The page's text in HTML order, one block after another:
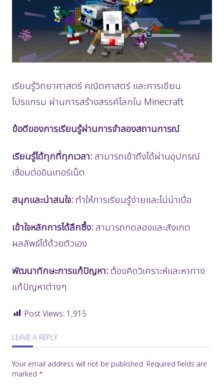
เรียนรู้วิทยาศาสตร์ คณิตศาสตร์ และการเขียน
โปรแกรม ผ่านการสร้างสรรค์โลกใน Minecraft
ข้อดีของการเรียนรู้ผ่านการจำลองสถานการณ์
เรียนรู้ได้ทุกที่ทุกเวลา: สามารถเข้าถึงได้ผ่านอุปกรณ์
เชื่อมต่ออินเทอร์เน็ต
สนุกและน่าสนใจ: ทำให้การเรียนรู้ง่ายและไม่น่าเบื่อ
เข้าใจหลักการได้ลึกซึ้ง: สามารถทดลองและสังเกต
ผลลัพธ์ได้ด้วยตัวเอง
พัฒนาทักษะการแก้ปัญหา:ต้องคิดวิเคราะห์และหาทาง
แก้ปัญหาต่างๆ
Post Views: 1,915
LEAVE A REPLY
Your email address will not be published. Required fields are
marked *